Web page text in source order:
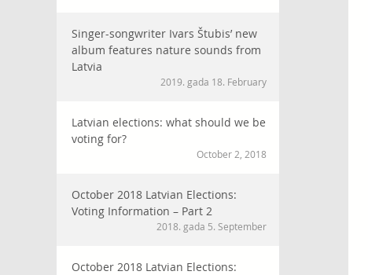
Singer-songwriter Ivars Štubis’ new
album features nature sounds from
Latvia
2019. gada 18. February
Latvian elections: what should we be
voting for?
October 2, 2018
October 2018 Latvian Elections:
Voting Information – Part 2
2018. gada 5. September
October 2018 Latvian Elections: